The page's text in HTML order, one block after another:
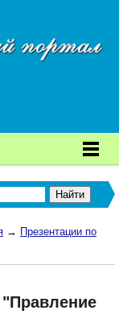
→ Презентации по
"Правление